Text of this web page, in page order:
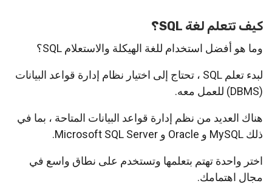
كيف تتعلم لغة SQL؟
وما هو أفضل استخدام للغة الهيكلة والاستعلام SQL؟
لبدء تعلم SQL ، تحتاج إلى اختيار نظام إدارة قواعد البيانات
(DBMS) للعمل معه.
هناك العديد من نظم إدارة قواعد البيانات المتاحة ، بما في
ذلك MySQL و Oracle و Microsoft SQL Server.
اختر واحدة تهتم بتعلمها وتستخدم على نطاق واسع في
مجال اهتمامك.